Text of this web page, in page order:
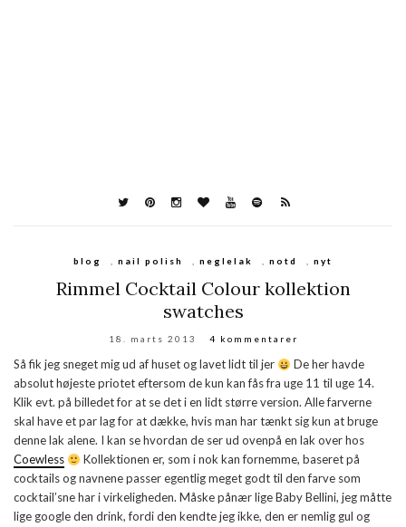
blog , nail polish , neglelak , notd , nyt
Rimmel Cocktail Colour kollektion
swatches
18. marts 2013 4 kommentarer
Så fik jeg sneget mig ud af huset og lavet lidt til jer
De her havde
absolut højeste priotet eftersom de kun kan fås fra uge 11 til uge 14.
Klik evt. på billedet for at se det i en lidt større version. Alle farverne
skal have et par lag for at dække, hvis man har tænkt sig kun at bruge
denne lak alene. I kan se hvordan de ser ud ovenpå en lak over hos
Coewless
Kollektionen er, som i nok kan fornemme, baseret på
cocktails og navnene passer egentlig meget godt til den farve som
cocktail’sne har i virkeligheden. Måske pånær lige Baby Bellini, jeg måtte
lige google den drink, fordi den kendte jeg ikke, den er nemlig gul og